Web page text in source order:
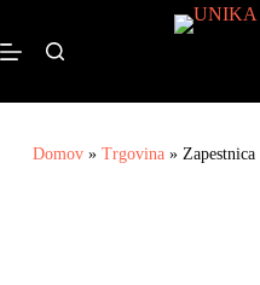
Domov» Trgovina»